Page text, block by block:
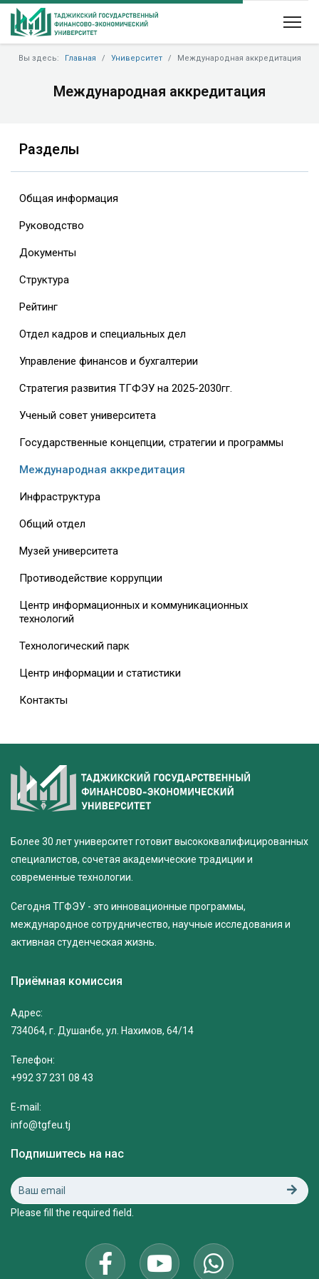
Вы здесь: Главная Университет Международная аккредитация
Международная аккредитация
Разделы
Общая информация
Руководство
Документы
Структура
Рейтинг
Отдел кадров и специальных дел
Управление финансов и бухгалтерии
Стратегия развития ТГФЭУ на 2025-2030гг.
Ученый совет университета
Государственные концепции, стратегии и программы
Международная аккредитация
Инфраструктура
Общий отдел
Музей университета
Противодействие коррупции
Центр информационных и коммуникационных
технологий
Технологический парк
Центр информации и статистики
Контакты
Более 30 лет университет готовит высококвалифицированных
специалистов, сочетая академические традиции и
современные технологии.
Сегодня ТГФЭУ - это инновационные программы,
международное сотрудничество, научные исследования и
активная студенческая жизнь.
Приёмная комиссия
Адрес:
734064, г. Душанбе, ул. Нахимов, 64/14
Телефон:
+992 37 231 08 43
E-mail:
info@tgfeu.tj
Подпишитесь на нас
Please fill the required field.